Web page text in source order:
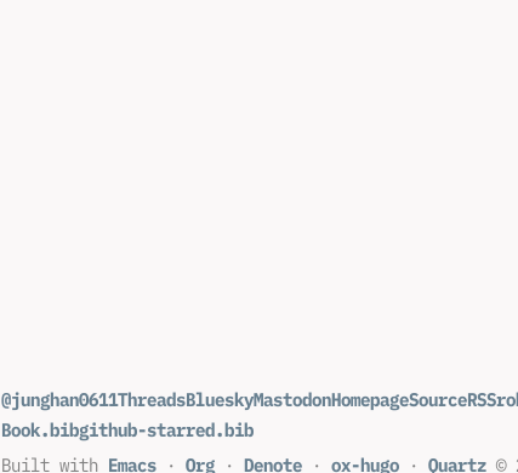
@junghan0611ThreadsBlueskyMastodonHomepageSourceRSS
Book.bibgithub-starred.bib
Built with Emacs · Org · Denote · ox-hugo · Quartz ©